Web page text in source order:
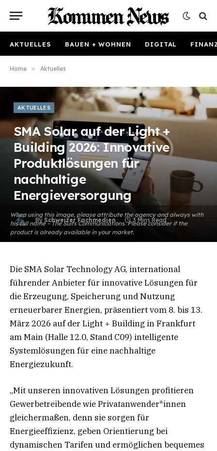
AKTUELLES BAUEN + WOHNEN DIGITAL
Home » Aktuelles
When using this image, please attribute the agency and always with
his full name – The Suits Communications. Please consider if the
product is already available in your market.
AKTUELLES
SMA Solar auf der Light +
Building 2026: Innovative
Produktlösungen für
nachhaltige
Energieversorgung
By Schweizer Fachmedien 3 Mins Read
Die SMA Solar Technology AG, international
führender Anbieter für innovative Lösungen für
die Erzeugung, Speicherung und Nutzung
erneuerbarer Energien, präsentiert vom 8. bis 13.
März 2026 auf der Light + Building in Frankfurt
am Main (Halle 12.0, Stand C09) intelligente
Systemlösungen für eine nachhaltige
Energiezukunft.
„Mit unseren innovativen Lösungen profitieren
Gewerbetreibende wie Privatanwender*innen
gleichermaßen, denn sie sorgen für
Energieeffizienz, geben Orientierung bei
dynamischen Tarifen und ermöglichen bequemes